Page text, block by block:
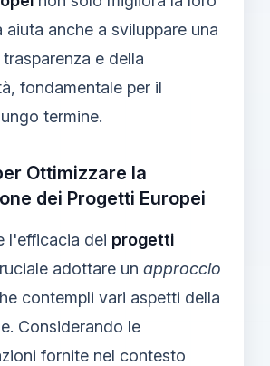
aiuta anche a sviluppare una
e della
fondamentale per il
termine.
Ottimizzare la
dei Progetti Europei
l'efficacia dei progetti
adottare un approccio
contempli vari aspetti della
Considerando le
fornite nel contesto